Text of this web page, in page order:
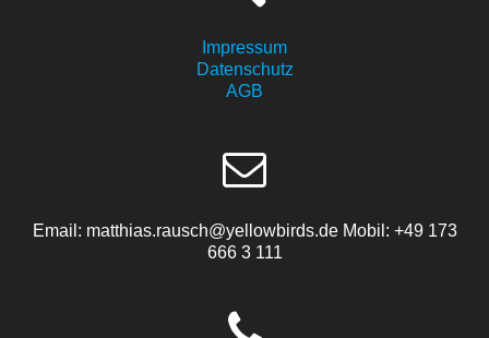
Impressum
Datenschutz
AGB
Email: matthias.rausch@yellowbirds.de Mobil: +49 173
666 3 111